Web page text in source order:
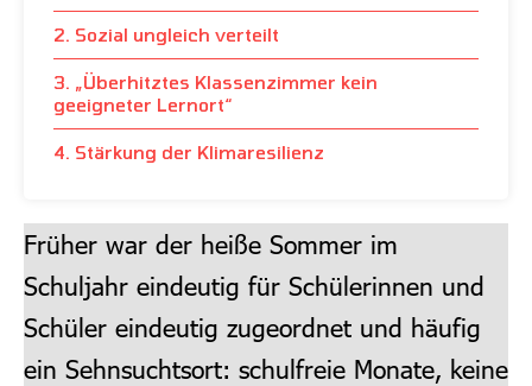
2. Sozial ungleich verteilt
3. „Überhitztes Klassenzimmer kein
geeigneter Lernort“
4. Stärkung der Klimaresilienz
Früher war der heiße Sommer im
Schuljahr eindeutig für Schülerinnen und
Schüler eindeutig zugeordnet und häufig
ein Sehnsuchtsort: schulfreie Monate, keine